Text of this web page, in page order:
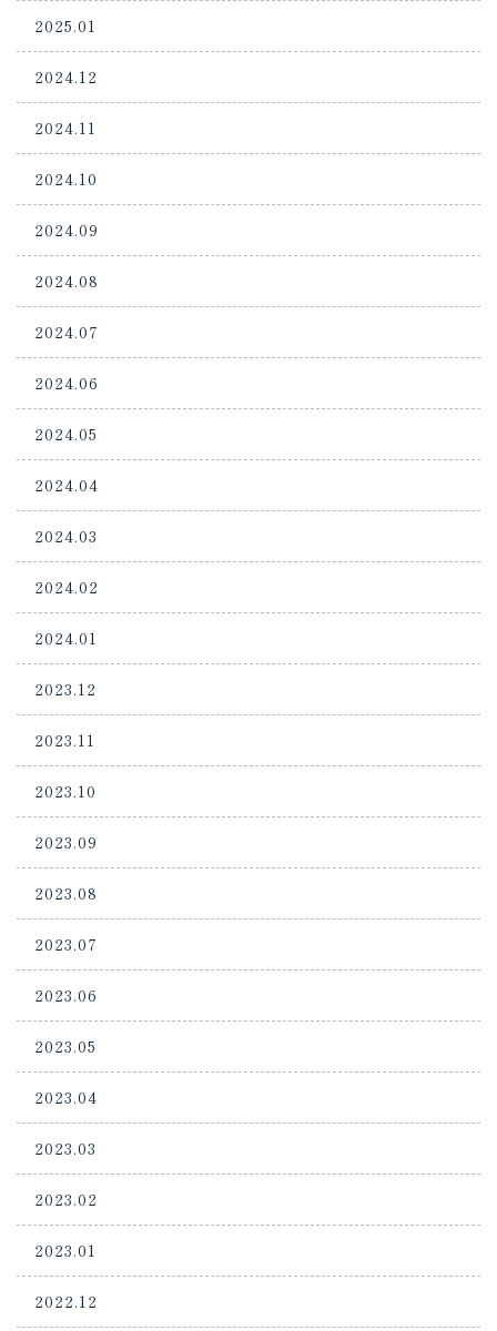
2025.01
2024.12
2024.11
2024.10
2024.09
2024.08
2024.07
2024.06
2024.05
2024.04
2024.03
2024.02
2024.01
2023.12
2023.11
2023.10
2023.09
2023.08
2023.07
2023.06
2023.05
2023.04
2023.03
2023.02
2023.01
2022.12